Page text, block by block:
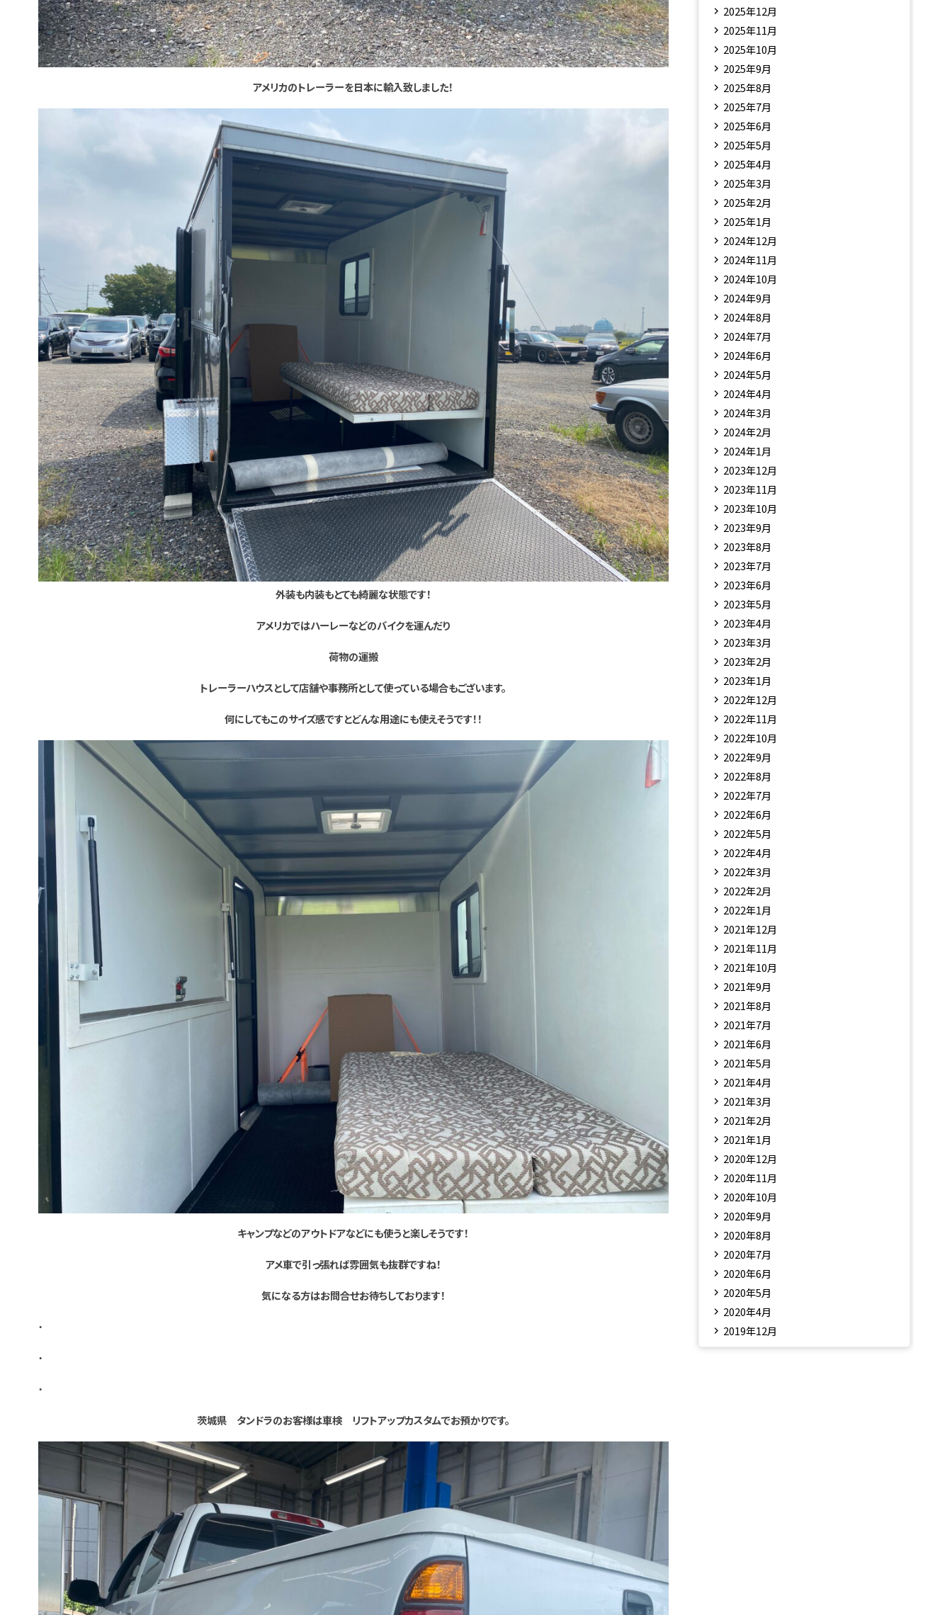
アメリカのトレーラーを日本に輸入致しました！
外装も内装もとても綺麗な状態です！
アメリカではハーレーなどのバイクを運んだり
荷物の運搬
トレーラーハウスとして店舗や事務所として使っている場合もございます。
何にしてもこのサイズ感ですとどんな用途にも使えそうです！！
キャンプなどのアウトドアなどにも使うと楽しそうです！
アメ車で引っ張れば雰囲気も抜群ですね！
気になる方はお問合せお待ちしております！
・
・
・
茨城県 タンドラのお客様は車検 リフトアップカスタムでお預かりです。
2025年12月
2025年11月
2025年10月
2025年9月
2025年8月
2025年7月
2025年6月
2025年5月
2025年4月
2025年3月
2025年2月
2025年1月
2024年12月
2024年11月
2024年10月
2024年9月
2024年8月
2024年7月
2024年6月
2024年5月
2024年4月
2024年3月
2024年2月
2024年1月
2023年12月
2023年11月
2023年10月
2023年9月
2023年8月
2023年7月
2023年6月
2023年5月
2023年4月
2023年3月
2023年2月
2023年1月
2022年12月
2022年11月
2022年10月
2022年9月
2022年8月
2022年7月
2022年6月
2022年5月
2022年4月
2022年3月
2022年2月
2022年1月
2021年12月
2021年11月
2021年10月
2021年9月
2021年8月
2021年7月
2021年6月
2021年5月
2021年4月
2021年3月
2021年2月
2021年1月
2020年12月
2020年11月
2020年10月
2020年9月
2020年8月
2020年7月
2020年6月
2020年5月
2020年4月
2019年12月